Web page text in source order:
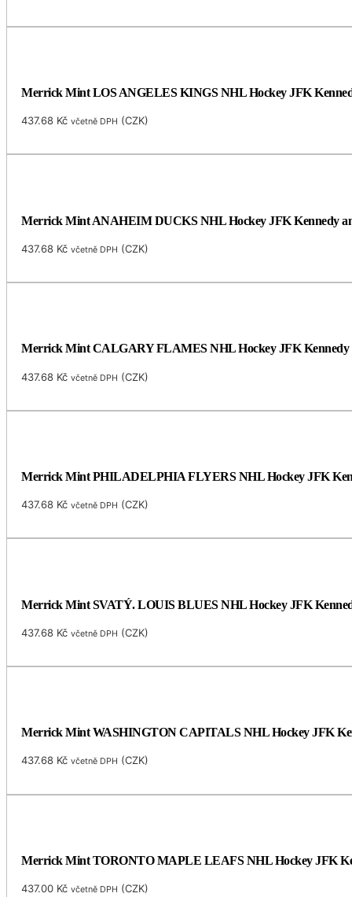
Merrick Mint LOS ANGELES KINGS NHL Hockey JFK
437.68 Kč včetně DPH (CZK)
Merrick Mint ANAHEIM DUCKS NHL Hockey JFK Kennedy
437.68 Kč včetně DPH (CZK)
Merrick Mint CALGARY FLAMES NHL Hockey JFK Kennedy
437.68 Kč včetně DPH (CZK)
Merrick Mint PHILADELPHIA FLYERS NHL Hockey JFK
437.68 Kč včetně DPH (CZK)
Merrick Mint SVATÝ. LOUIS BLUES NHL Hockey JFK
437.68 Kč včetně DPH (CZK)
Merrick Mint WASHINGTON CAPITALS NHL Hockey JFK
437.68 Kč včetně DPH (CZK)
Merrick Mint TORONTO MAPLE LEAFS NHL Hockey JFK
437.00 Kč včetně DPH (CZK)